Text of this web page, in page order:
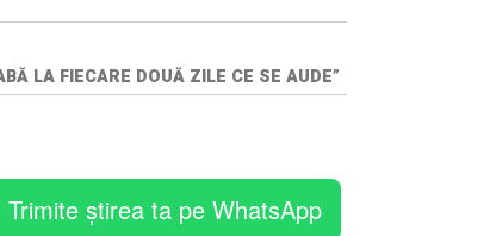
LA FIECARE DOUĂ ZILE CE SE AUDE”
Trimite știrea ta pe WhatsApp